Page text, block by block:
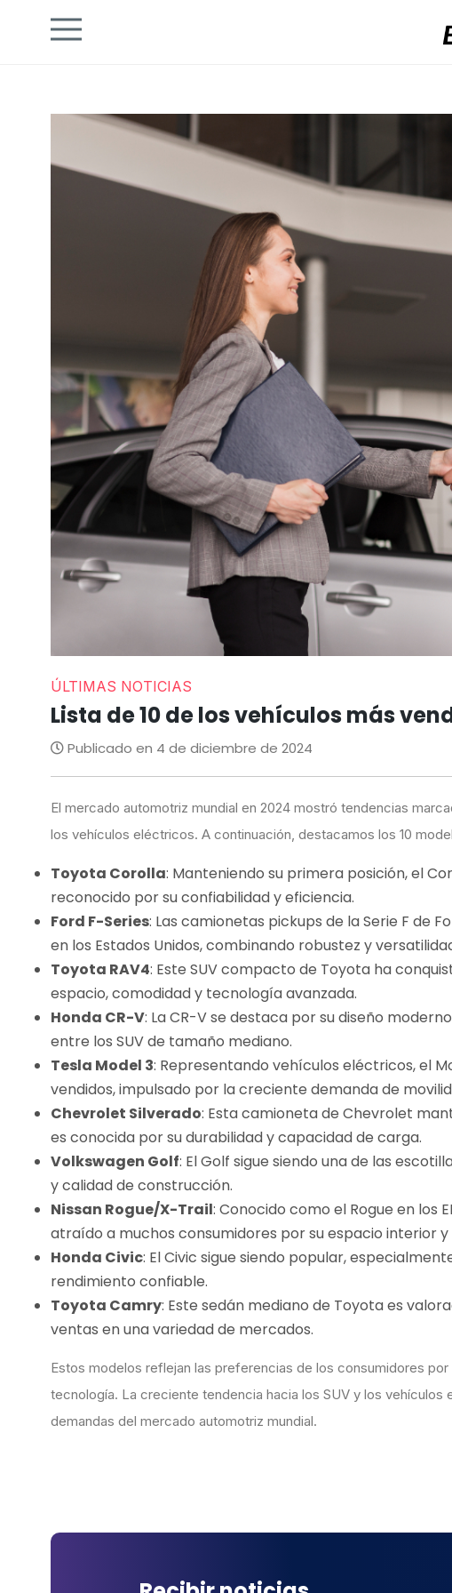
ÚLTIMAS NOTICIAS
Lista de 10 de los vehículos más
Publicado en 4 de diciembre de 2024
El mercado automotriz mundial en 2024 mostró tendencias
los vehículos eléctricos. A continuación, destacamos los 10
Toyota Corolla: Manteniendo su primera posición, el
reconocido por su confiabilidad y eficiencia.
Ford F-Series: Las camionetas pickups de la Serie F de
en los Estados Unidos, combinando robustez y
Toyota RAV4: Este SUV compacto de Toyota ha
espacio, comodidad y tecnología avanzada.
Honda CR-V: La CR-V se destaca por su diseño
entre los SUV de tamaño mediano.
Tesla Model 3: Representando vehículos eléctricos, el
vendidos, impulsado por la creciente demanda de
Chevrolet Silverado: Esta camioneta de Chevrolet
es conocida por su durabilidad y capacidad de carga.
Volkswagen Golf: El Golf sigue siendo una de las
y calidad de construcción.
Nissan Rogue/X-Trail: Conocido como el Rogue en los
atraído a muchos consumidores por su espacio interior
Honda Civic: El Civic sigue siendo popular,
rendimiento confiable.
Toyota Camry: Este sedán mediano de Toyota es
ventas en una variedad de mercados.
Estos modelos reflejan las preferencias de los consumidores
tecnología. La creciente tendencia hacia los SUV y los
demandas del mercado automotriz mundial.